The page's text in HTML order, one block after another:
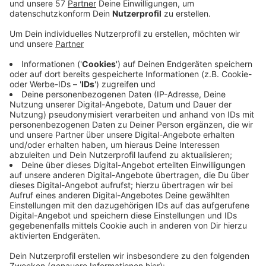
Die Videobeobachtung am Kaiserplatz in Aachen hat
am Donnerstagabend eine Schlägerei aufgezeichnet.
Gegen zwanzig nach sechs haben sich zuerst ein 39-
jähriger Würselener und ein anderer Mann in die Haare
bekommen. Danach sind zwei weitere Männer
hinzugekommen, die den Würselener auch geschlagen
und getreten haben.
Zeugen haben dann die Polizei gerufen.
Noch vor ihrem Eintreffen sind zwei Täter unerkannt
entkommen, einer der beiden Hinzugekommenen - ein
34-jähriger Mann aus Herzogenrath - ist gestellt
worden.
Der Mann aus Würselen ist anschließend im
Krankenhaus behandelt worden.
Die Aufzeichnungen der Videobeobachtung werden